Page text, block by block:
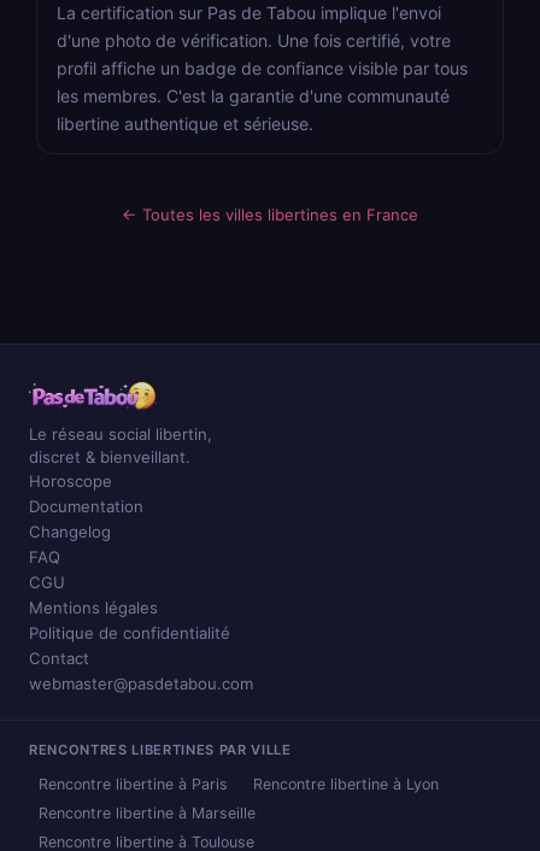
La certification sur Pas de Tabou implique l'envoi
d'une photo de vérification. Une fois certifié, votre
profil affiche un badge de confiance visible par tous
les membres. C'est la garantie d'une communauté
libertine authentique et sérieuse.
← Toutes les villes libertines en France
Le réseau social libertin,
discret & bienveillant.
Horoscope
Documentation
Changelog
FAQ
CGU
Mentions légales
Politique de confidentialité
Contact
webmaster@pasdetabou.com
RENCONTRES LIBERTINES PAR VILLE
Rencontre libertine à Paris
Rencontre libertine à Lyon
Rencontre libertine à Marseille
Rencontre libertine à Toulouse